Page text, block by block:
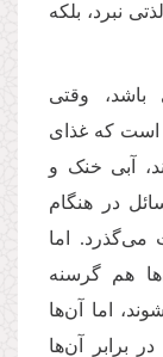
نبرد، بلکه
باشد، وقتی
است که غذای
آبی خنک و
در هنگام
می‌گذرد. اما
هم گرسنه
اما آن‌ها
برابر آن‌ها